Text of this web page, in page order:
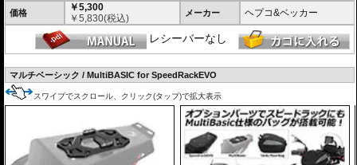
価格
￥5,300
￥5,830(税込) メーカー ヘプコ&ベッカー
レシーバーなし
マルチベーシック / MultiBASIC for SpeedRackEVO
スワイプでスクロール、クリック(タップ)で拡大表示